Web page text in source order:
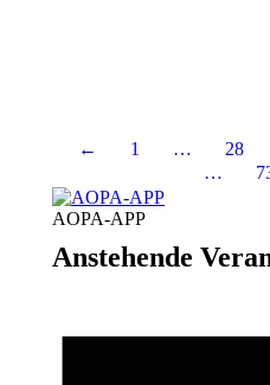
← 1 … 28
…
AOPA-APP
Anstehende